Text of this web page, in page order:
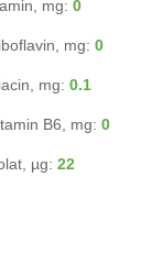
mg: 0
mg: 0
mg: 0.1
B6, mg: 0
µg: 22